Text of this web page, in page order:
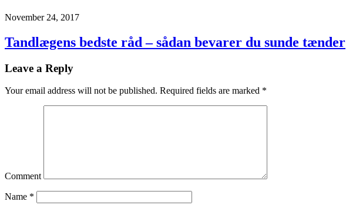
November 24, 2017
Tandlægens bedste råd – sådan bevarer du sunde tænder
Leave a Reply
Your email address will not be published. Required fields are marked *
Comment
Name *